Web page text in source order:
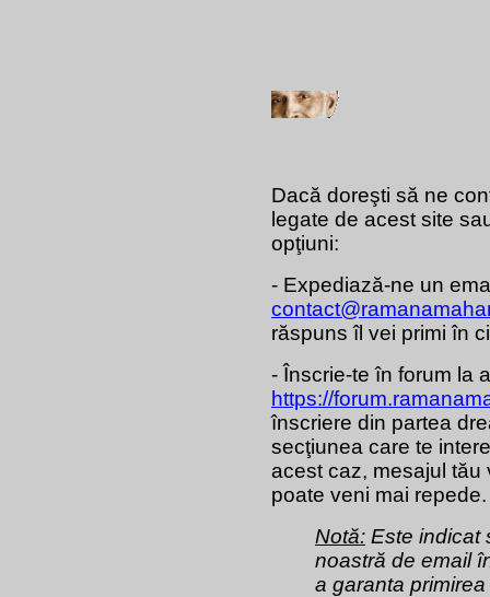
Dacă doreşti să ne
legate de acest site
opţiuni:
- Expediază-ne un
răspuns îl vei primi în
- Înscrie-te în forum la
https://
înscriere din partea
secţiunea care te
acest caz, mesajul tău
poate veni mai repede.
Notă: Este indicat
noastră de email
a garanta